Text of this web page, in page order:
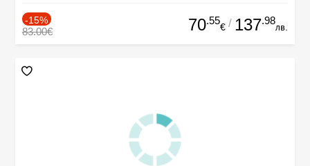
-15%
83.00€ 70.55
€ / 137.98
лв.